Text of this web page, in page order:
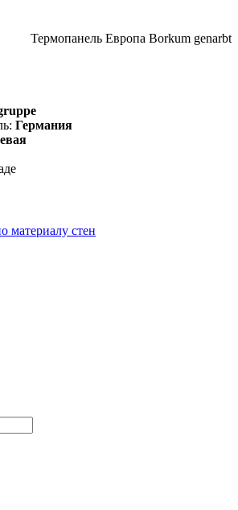
Термопанель Европа Borkum genarbt
: Германия
материалу стен